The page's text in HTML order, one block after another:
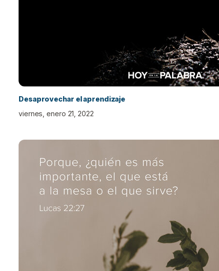
Desaprovechar el aprendizaje
viernes, enero 21, 2022